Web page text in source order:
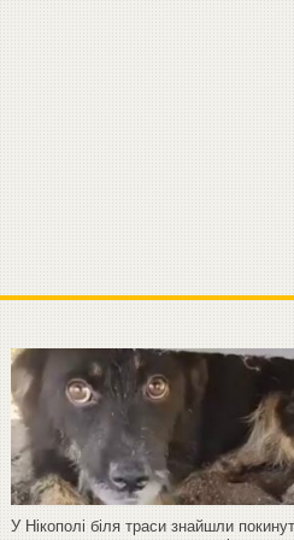
У Нікополі біля траси знайшли